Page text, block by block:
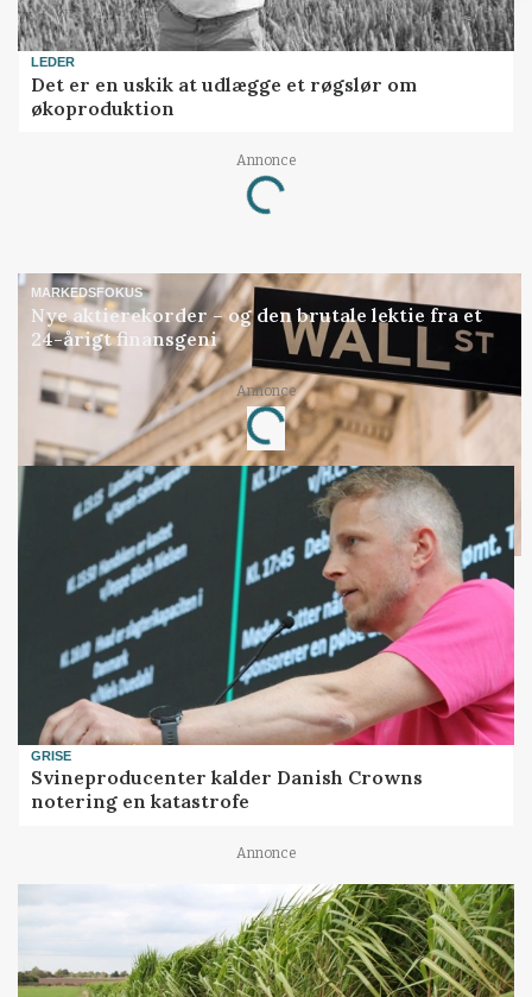
LEDER
Det er en uskik at udlægge et røgslør om
økoproduktion
Annonce
Loading...
MARKEDSFOKUS
Nye aktierekorder – og den brutale lektie fra et
24-årigt finansgeni
Annonce
Loading...
GRISE
Svineproducenter kalder Danish Crowns
notering en katastrofe
Annonce